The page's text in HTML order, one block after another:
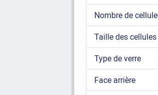
Nombre de
Taille des cellules
Type de verre
Face arrière